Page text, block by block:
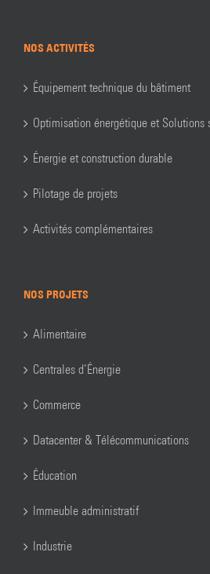
NOS ACTIVITÉS
Équipement technique du bâtiment
Optimisation énergétique et Solutions
Énergie et construction durable
Pilotage de projets
Activités complémentaires
NOS PROJETS
Alimentaire
Centrales d’Énergie
Commerce
Datacenter & Télécommunications
Éducation
Immeuble administratif
Industrie